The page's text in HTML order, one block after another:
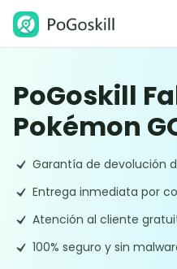
PoGoskill
Pokémon
Garantía de devolución
Entrega inmediata por
Atención al cliente
100% seguro y sin